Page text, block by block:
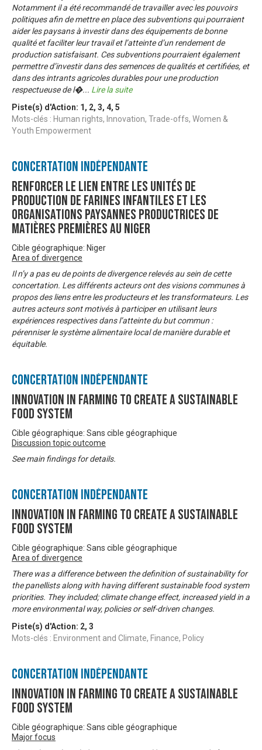
Notamment il a été recommandé de travailler avec les pouvoirs
politiques afin de mettre en place des subventions qui pourraient
aider les paysans à investir dans des équipements de bonne
qualité et faciliter leur travail et l’atteinte d’un rendement de
production satisfaisant. Ces subventions pourraient également
permettre d’investir dans des semences de qualités et certifiées, et
dans des intrants agricoles durables pour une production
respectueuse de l�... Lire la suite
Piste(s) d'Action: 1 , 2, 3, 4, 5
Mots-clés : Human rights, Innovation, Trade-offs, Women &
Youth Empowerment
Concertation Indépendante
Renforcer le lien entre les Unités de
Production de farines infantiles et les
Organisations Paysannes productrices de
Matières Premières au Niger
Cible géographique: Niger
Area of divergence
Il n’y a pas eu de points de divergence relevés au sein de cette
concertation. Les différents acteurs ont des visions communes à
propos des liens entre les producteurs et les transformateurs. Les
autres acteurs sont motivés à participer en utilisant leurs
expériences respectives dans l’atteinte du but commun :
pérenniser le système alimentaire local de manière durable et
équitable.
Concertation Indépendante
Innovation in Farming to Create a Sustainable
Food System
Cible géographique: Sans cible géographique
Discussion topic outcome
See main findings for details.
Concertation Indépendante
Innovation in Farming to Create a Sustainable
Food System
Cible géographique: Sans cible géographique
Area of divergence
There was a difference between the definition of sustainability for
the panellists along with having different sustainable food system
priorities. They included; climate change effect, increased yield in a
more environmental way, policies or self-driven changes.
Piste(s) d'Action: 2, 3
Mots-clés : Environment and Climate, Finance, Policy
Concertation Indépendante
Innovation in Farming to Create a Sustainable
Food System
Cible géographique: Sans cible géographique
Major focus